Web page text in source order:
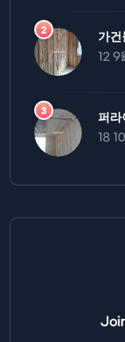
가
12 9
퍼라
18